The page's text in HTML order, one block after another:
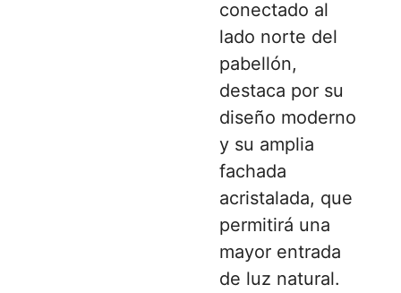
conectado al
lado norte del
pabellón,
destaca por su
diseño moderno
y su amplia
fachada
acristalada, que
permitirá una
mayor entrada
de luz natural.